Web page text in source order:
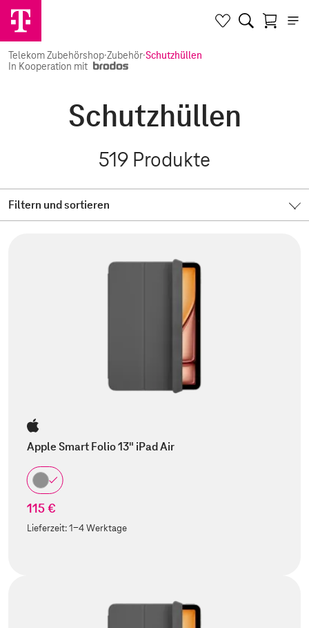
Telekom Zubehörshop·Zubehör·Schutzhüllen
In Kooperation mit
Schutzhüllen
519 Produkte
Filtern und sortieren
Apple Smart Folio 13" iPad Air
115 €
Lieferzeit:1-4 Werktage